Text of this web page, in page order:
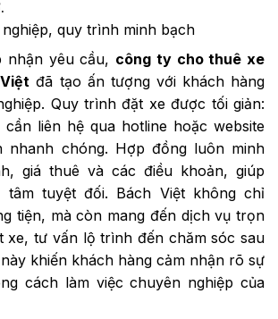
quy trình minh bạch
nhận yêu cầu, công ty cho thuê xe
đã tạo ấn tượng với khách hàng
Quy trình đặt xe được tối giản:
liên hệ qua hotline hoặc website
nhanh chóng. Hợp đồng luôn minh
giá thuê và các điều khoản, giúp
tâm tuyệt đối. Bách Việt không chỉ
tiện, mà còn mang đến dịch vụ trọn
xe, tư vấn lộ trình đến chăm sóc sau
khiến khách hàng cảm nhận rõ sự
cách làm việc chuyên nghiệp của